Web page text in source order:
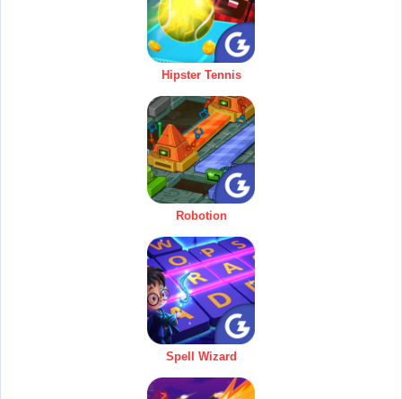
Hipster Tennis
Robotion
Spell Wizard